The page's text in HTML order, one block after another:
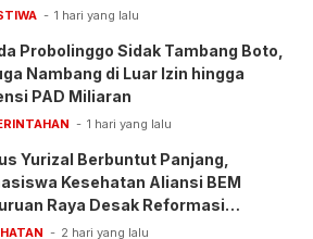
1 hari yang lalu
Probolinggo Sidak Tambang Boto,
Nambang di Luar Izin hingga
PAD Miliaran
1 hari yang lalu
Yurizal Berbuntut Panjang,
Kesehatan Aliansi BEM
Raya Desak Reformasi
BPJS
2 hari yang lalu